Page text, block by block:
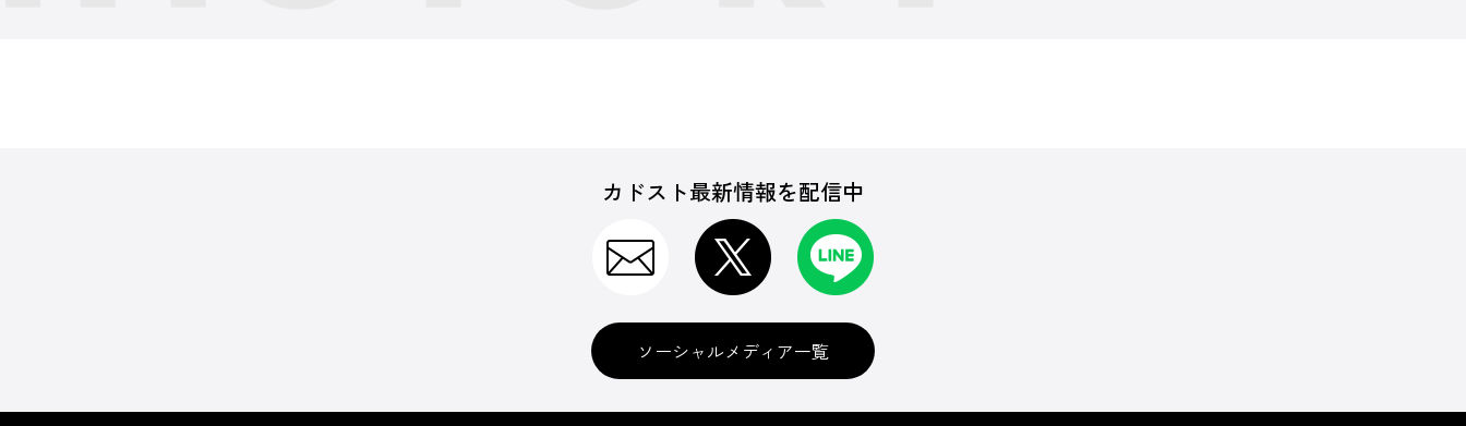
カドスト最新情報を配信中
ソーシャルメディア一覧